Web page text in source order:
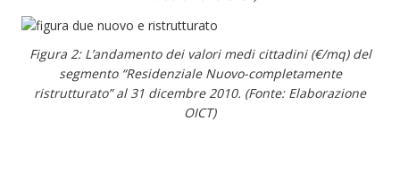
Figura 2: L’andamento dei valori medi cittadini (€/mq) del
segmento “Residenziale Nuovo-completamente
ristrutturato” al 31 dicembre 2010. (Fonte: Elaborazione
OICT)